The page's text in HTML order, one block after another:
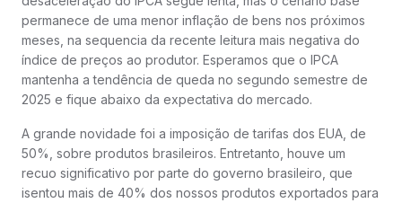
permanece de uma menor inflação de bens nos próximos
meses, na sequencia da recente leitura mais negativa do
índice de preços ao produtor. Esperamos que o IPCA
mantenha a tendência de queda no segundo semestre de
2025 e fique abaixo da expectativa do mercado.
A grande novidade foi a imposição de tarifas dos EUA, de
50%, sobre produtos brasileiros. Entretanto, houve um
recuo significativo por parte do governo brasileiro, que
isentou mais de 40% dos nossos produtos exportados para